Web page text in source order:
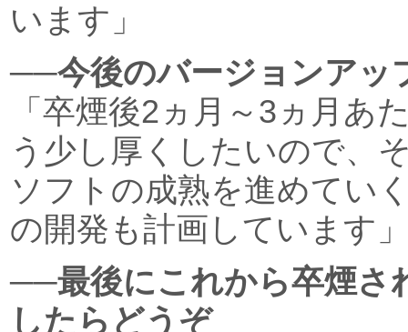
います」
──今後のバージョンアッ
「卒煙後2ヵ月～3ヵ月あ
う少し厚くしたいので、
ソフトの成熟を進めてい
の開発も計画しています
──最後にこれから卒煙さ
したらどうぞ